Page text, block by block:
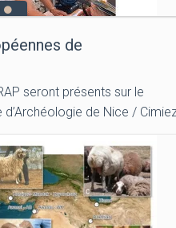
de
seront présents sur le
d’Archéologie de Nice /